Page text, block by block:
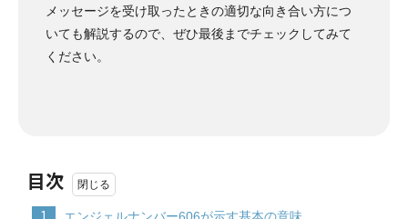
メッセージを受け取ったときの適切な向き合い方につ
いても解説するので、ぜひ最後までチェックしてみて
ください。
目次